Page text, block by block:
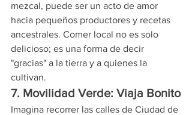
mezcal, puede ser un acto de amor
hacia pequeños productores y recetas
ancestrales. Comer local no es solo
delicioso; es una forma de decir
"gracias" a la tierra y a quienes la
cultivan.
7. Movilidad Verde: Viaja Bonito
Imagina recorrer las calles de Ciudad de